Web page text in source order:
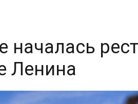
началась
Ленина